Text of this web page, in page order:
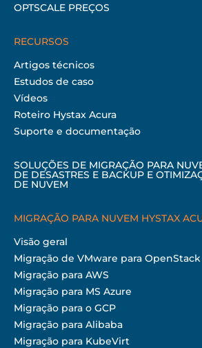
OPTSCALE PREÇOS
RECURSOS
Artigos técnicos
Estudos de caso
Vídeos
Roteiro Hystax Acura
Suporte e documentação
SOLUÇÕES DE MIGRAÇÃO PARA
DE DESASTRES E BACKUP E
DE NUVEM
MIGRAÇÃO PARA NUVEM HYSTAX
Visão geral
Migração de VMware para OpenStack
Migração para AWS
Migração para MS Azure
Migração para o GCP
Migração para Alibaba
Migração para KubeVirt